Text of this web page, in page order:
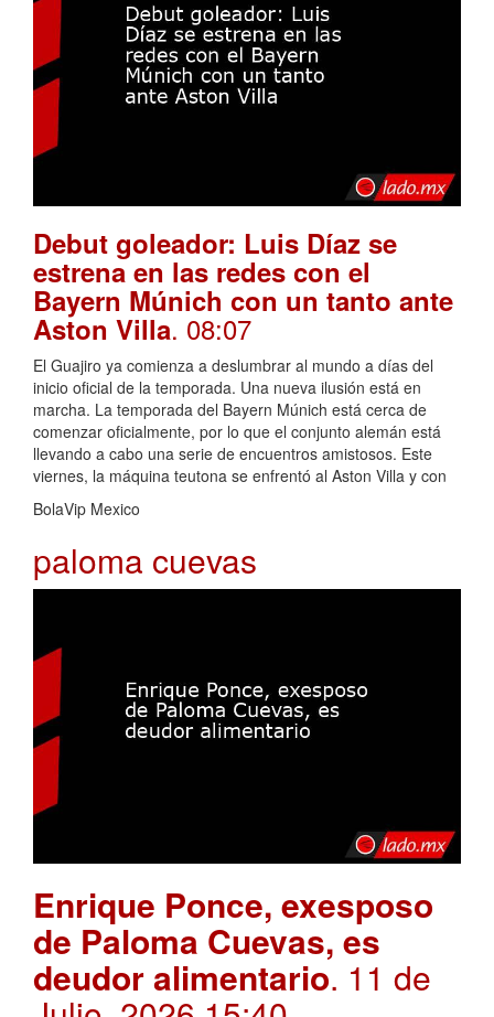
Debut goleador: Luis Díaz se
estrena en las redes con el
Bayern Múnich con un tanto ante
Aston Villa. 08:07
El Guajiro ya comienza a deslumbrar al mundo a días del
inicio oficial de la temporada. Una nueva ilusión está en
marcha. La temporada del Bayern Múnich está cerca de
comenzar oficialmente, por lo que el conjunto alemán está
llevando a cabo una serie de encuentros amistosos. Este
viernes, la máquina teutona se enfrentó al Aston Villa y con
BolaVip Mexico
paloma cuevas
Enrique Ponce, exesposo
de Paloma Cuevas, es
deudor alimentario. 11 de